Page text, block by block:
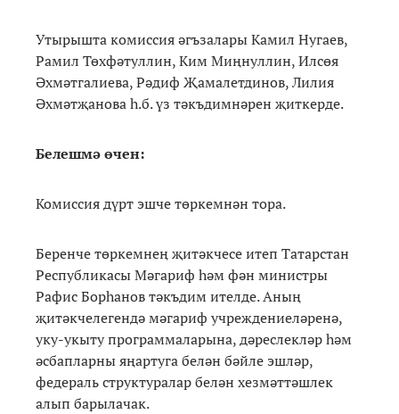
Утырышта комиссия әгъзалары Камил Нугаев,
Рамил Төхфәтуллин, Ким Миңнуллин, Илсөя
Әхмәтгалиева, Рәдиф Җамалетдинов, Лилия
Әхмәтҗанова һ.б. үз тәкъдимнәрен җиткерде.
Белешмә өчен:
Комиссия дүрт эшче төркемнән тора.
Беренче төркемнең җитәкчесе итеп Татарстан
Республикасы Мәгариф һәм фән министры
Рафис Борһанов тәкъдим ителде. Аның
җитәкчелегендә мәгариф учреждениеләренә,
уку-укыту программаларына, дәреслекләр һәм
әсбапларны яңартуга белән бәйле эшләр,
федераль структуралар белән хезмәттәшлек
алып барылачак.